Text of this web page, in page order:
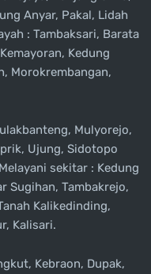
Anyar, Pakal, Lidah
: Tambaksari, Barata
Kedung
Morokrembangan,
Mulyorejo,
Ujung, Sidotopo
sekitar : Kedung
Sugihan, Tambakrejo,
Kalikedinding,
Kalisari.
Kebraon, Dupak,